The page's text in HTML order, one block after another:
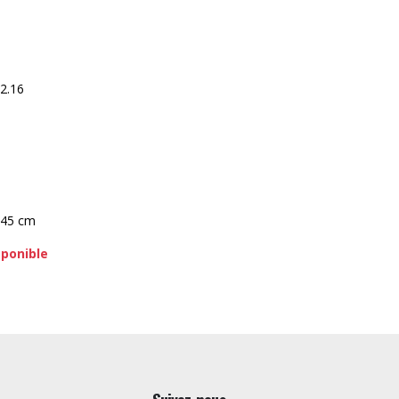
cm